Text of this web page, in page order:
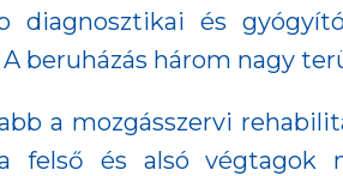
diagnosztikai és
A beruházás három nagy
a mozgásszervi
felső és alsó végtagok